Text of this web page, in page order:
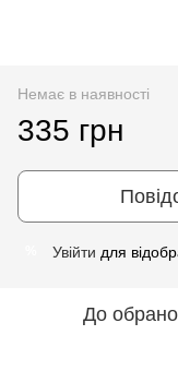
Немає в наявності
335 грн
Увійти для
До